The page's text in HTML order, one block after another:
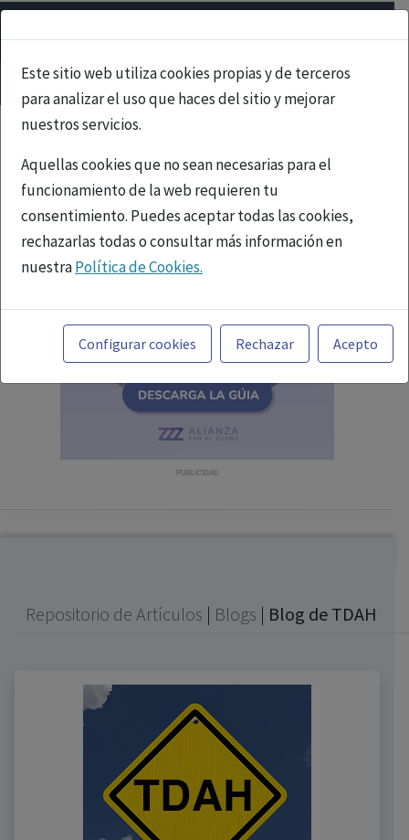
Este sitio web utiliza cookies propias y de terceros
para analizar el uso que haces del sitio y mejorar
nuestros servicios.
Aquellas cookies que no sean necesarias para el
funcionamiento de la web requieren tu
consentimiento. Puedes aceptar todas las cookies,
rechazarlas todas o consultar más información en
nuestraPolítica de Cookies.
Toda la información incluida en la Página Web está
referida a productos del mercado español y, por
tanto, dirigida a profesionales sanitarios legalmente
facultados para prescribir o dispensar medicamentos
con ejercicio profesional. La información técnica de los
fármacos se facilita a título meramente informativo,
Configurar cookies Rechazar Acepto
PUBLICIDAD
Repositorio de Artículos | Blogs | Blog de TDAH